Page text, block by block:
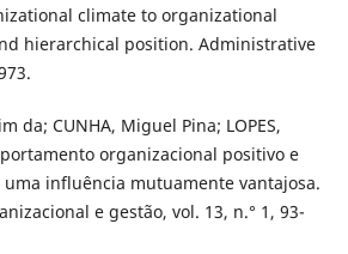
climate to organizational
hierarchical position. Administrative
da; CUNHA, Miguel Pina; LOPES,
organizacional positivo e
influência mutuamente vantajosa.
e gestão, vol. 13, n.° 1, 93-